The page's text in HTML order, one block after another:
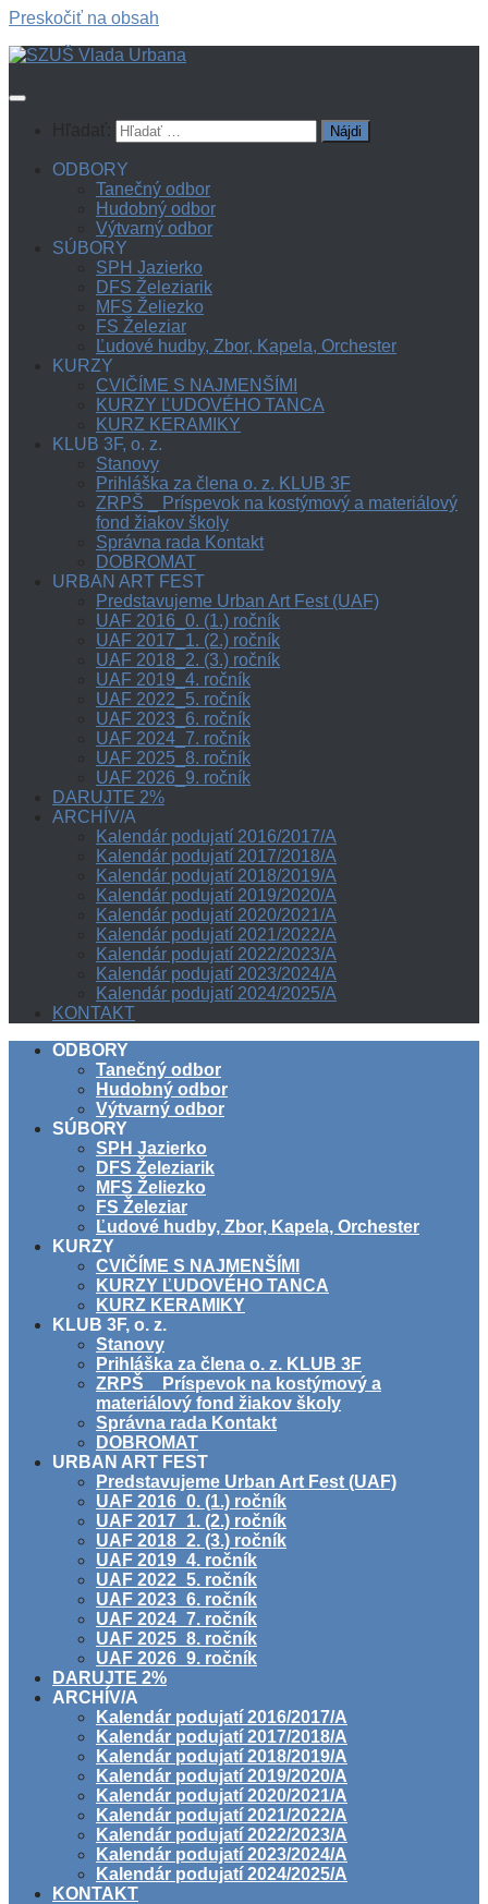
Preskočiť na obsah
ODBORY
Tanečný odbor
Hudobný odbor
Výtvarný odbor
SÚBORY
SPH Jazierko
DFS Železiarik
MFS Želiezko
FS Železiar
Ľudové hudby, Zbor, Kapela, Orchester
KURZY
CVIČÍME S NAJMENŠÍMI
KURZY ĽUDOVÉHO TANCA
KURZ KERAMIKY
KLUB 3F, o. z.
Stanovy
Prihláška za člena o. z. KLUB 3F
ZRPŠ _ Príspevok na kostýmový a materiálový
fond žiakov školy
Správna rada Kontakt
DOBROMAT
URBAN ART FEST
Predstavujeme Urban Art Fest (UAF)
UAF 2016_0. (1.) ročník
UAF 2017_1. (2.) ročník
UAF 2018_2. (3.) ročník
UAF 2019_4. ročník
UAF 2022_5. ročník
UAF 2023_6. ročník
UAF 2024_7. ročník
UAF 2025_8. ročník
UAF 2026_9. ročník
DARUJTE 2%
ARCHÍV/A
Kalendár podujatí 2016/2017/A
Kalendár podujatí 2017/2018/A
Kalendár podujatí 2018/2019/A
Kalendár podujatí 2019/2020/A
Kalendár podujatí 2020/2021/A
Kalendár podujatí 2021/2022/A
Kalendár podujatí 2022/2023/A
Kalendár podujatí 2023/2024/A
Kalendár podujatí 2024/2025/A
KONTAKT
ODBORY
Tanečný odbor
Hudobný odbor
Výtvarný odbor
SÚBORY
SPH Jazierko
DFS Železiarik
MFS Želiezko
FS Železiar
Ľudové hudby, Zbor, Kapela, Orchester
KURZY
CVIČÍME S NAJMENŠÍMI
KURZY ĽUDOVÉHO TANCA
KURZ KERAMIKY
KLUB 3F, o. z.
Stanovy
Prihláška za člena o. z. KLUB 3F
ZRPŠ _ Príspevok na kostýmový a
materiálový fond žiakov školy
Správna rada Kontakt
DOBROMAT
URBAN ART FEST
Predstavujeme Urban Art Fest (UAF)
UAF 2016_0. (1.) ročník
UAF 2017_1. (2.) ročník
UAF 2018_2. (3.) ročník
UAF 2019_4. ročník
UAF 2022_5. ročník
UAF 2023_6. ročník
UAF 2024_7. ročník
UAF 2025_8. ročník
UAF 2026_9. ročník
DARUJTE 2%
ARCHÍV/A
Kalendár podujatí 2016/2017/A
Kalendár podujatí 2017/2018/A
Kalendár podujatí 2018/2019/A
Kalendár podujatí 2019/2020/A
Kalendár podujatí 2020/2021/A
Kalendár podujatí 2021/2022/A
Kalendár podujatí 2022/2023/A
Kalendár podujatí 2023/2024/A
Kalendár podujatí 2024/2025/A
KONTAKT